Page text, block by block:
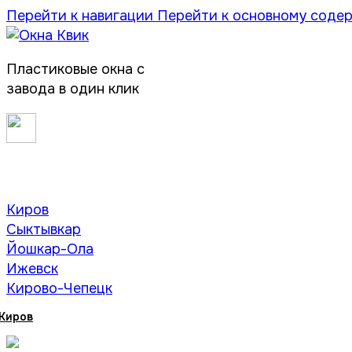
Перейти к навигации Перейти к основному
Пластиковые окна с
завода в один клик
Киров
Сыктывкар
Йошкар-Ола
Ижевск
Кирово-Чепецк